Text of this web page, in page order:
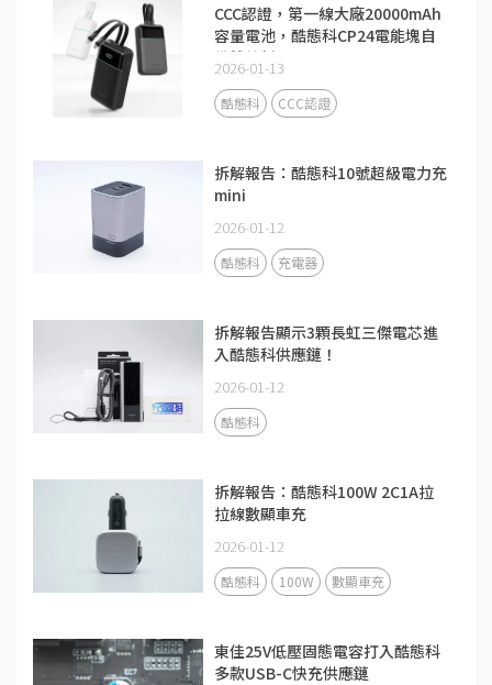
CCC認證，第一線大廠20000mAh
容量電池，酷態科CP24電能塊自
備雙線新品
2026-01-13
酷態科 CCC認證
拆解報告：酷態科10號超級電力充
mini
2026-01-12
酷態科 充電器
拆解報告顯示3顆長虹三傑電芯進
入酷態科供應鏈！
2026-01-12
酷態科
拆解報告：酷態科100W 2C1A拉
拉線數顯車充
2026-01-12
酷態科 100W 數顯車充
東佳25V低壓固態電容打入酷態科
多款USB-C快充供應鏈